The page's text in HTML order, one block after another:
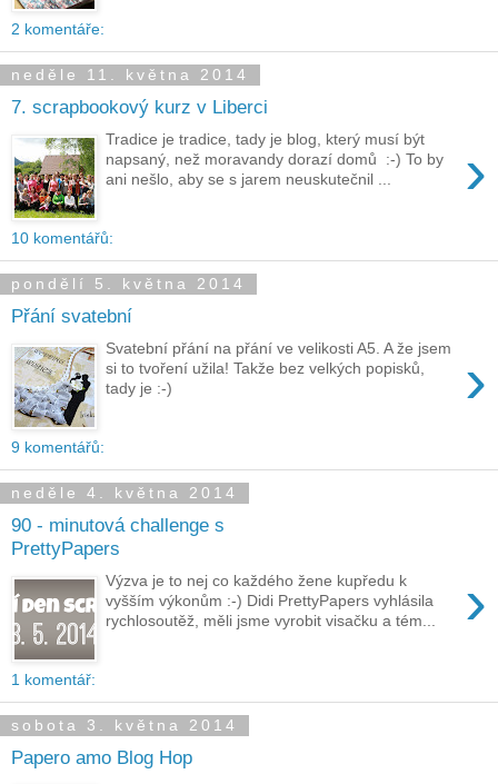
2 komentáře:
neděle 11. května 2014
7. scrapbookový kurz v Liberci
›
Tradice je tradice, tady je blog, který musí být
napsaný, než moravandy dorazí domů :-) To by
ani nešlo, aby se s jarem neuskutečnil ...
10 komentářů:
pondělí 5. května 2014
Přání svatební
›
Svatební přání na přání ve velikosti A5. A že jsem
si to tvoření užila! Takže bez velkých popisků,
tady je :-)
9 komentářů:
neděle 4. května 2014
90 - minutová challenge s
PrettyPapers
›
Výzva je to nej co každého žene kupředu k
vyšším výkonům :-) Didi PrettyPapers vyhlásila
rychlosoutěž, měli jsme vyrobit visačku a tém...
1 komentář:
sobota 3. května 2014
Papero amo Blog Hop